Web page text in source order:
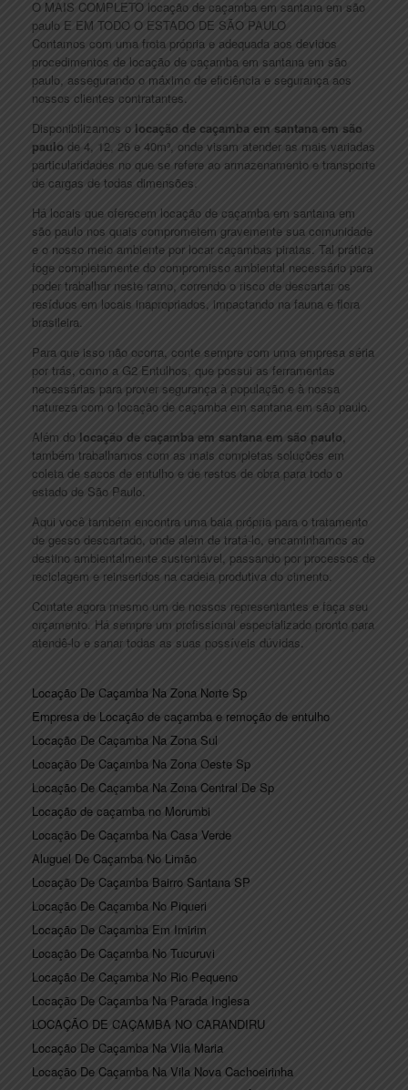
O MAIS COMPLETO locação de caçamba em santana em são
paulo E EM TODO O ESTADO DE SÃO PAULO
Contamos com uma frota própria e adequada aos devidos
procedimentos de locação de caçamba em santana em são
paulo, assegurando o máximo de eficiência e segurança aos
nossos clientes contratantes.
Disponibilizamos o locação de caçamba em santana em são
paulo de 4, 12, 26 e 40m³, onde visam atender as mais variadas
particularidades no que se refere ao armazenamento e transporte
de cargas de todas dimensões.
Há locais que oferecem locação de caçamba em santana em
são paulo nos quais comprometem gravemente sua comunidade
e o nosso meio ambiente por locar caçambas piratas. Tal prática
foge completamente do compromisso ambiental necessário para
poder trabalhar neste ramo, correndo o risco de descartar os
resíduos em locais inapropriados, impactando na fauna e flora
brasileira.
Para que isso não ocorra, conte sempre com uma empresa séria
por trás, como a G2 Entulhos, que possui as ferramentas
necessárias para prover segurança à população e à nossa
natureza com o locação de caçamba em santana em são paulo.
Além do locação de caçamba em santana em são paulo
também trabalhamos com as mais completas soluções em
coleta de sacos de entulho e de restos de obra para todo o
estado de São Paulo.
Aqui você também encontra uma baia própria para o tratamento
de gesso descartado, onde além de tratá-lo, encaminhamos ao
destino ambientalmente sustentável, passando por processos de
reciclagem e reinseridos na cadeia produtiva do cimento.
Contate agora mesmo um de nossos representantes e faça seu
orçamento. Há sempre um profissional especializado pronto para
atendê-lo e sanar todas as suas possíveis dúvidas.
Locação De Caçamba Na Zona Norte Sp
Empresa de Locação de caçamba e remoção de entulho
Locação De Caçamba Na Zona Sul
Locação De Caçamba Na Zona Oeste Sp
Locação De Caçamba Na Zona Central De Sp
Locação de caçamba no Morumbi
Locação De Caçamba Na Casa Verde
Aluguel De Caçamba No Limão
Locação De Caçamba Bairro Santana SP
Locação De Caçamba No Piqueri
Locação De Caçamba Em Imirim
Locação De Caçamba No Tucuruvi
Locação De Caçamba No Rio Pequeno
Locação De Caçamba Na Parada Inglesa
LOCAÇÃO DE CAÇAMBA NO CARANDIRU
Locação De Caçamba Na Vila Maria
Locação De Caçamba Na Vila Nova Cachoeirinha